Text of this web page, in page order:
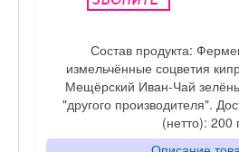
Состав продукта:
измельчённые соцветия
Мещёрский Иван-Чай
"другого производителя".
(нетто): 200